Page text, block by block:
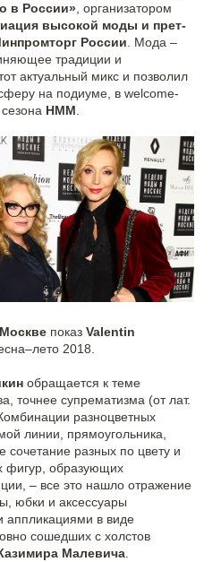
в России» , организатором
высокой моды и прет-
России . Мода –
традиции и
актуальный микс и позволил
на подиуме, в welcome-
НММ
показ Valentin
2018.
обращается к теме
точнее супрематизма (от лат.
разноцветных
линии, прямоугольника,
сочетание разных по цвету и
фигур, образующих
– все это нашло отражение
юбки и аксессуары
аппликациями в виде
сошедших с холстов
Малевича.